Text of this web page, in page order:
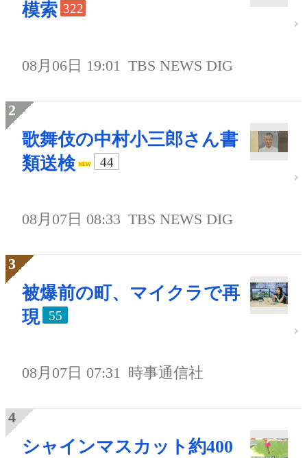
模索 322
08月06日 19:01 TBS NEWS DIG
歌舞伎の中村小三郎さん書
類送検
44
08月07日 08:33 TBS NEWS DIG
被爆前の町、マイクラで再
現
55
08月07日 07:31 時事通信社
シャインマスカット約400